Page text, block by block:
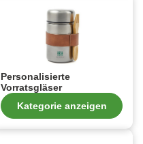
Personalisierte
Vorratsgläser
Kategorie anzeigen